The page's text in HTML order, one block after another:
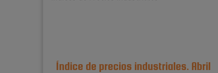
Índice de precios industriales. Abril